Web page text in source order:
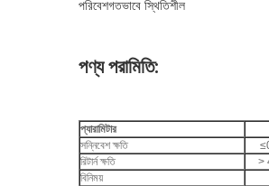
পরিবেশগতভাবে স্থিতিশীল
পণ্য পরামিতি:
প্যারামিটার
সন্নিবেশ ক্ষতি
রিটার্ন ক্ষতি
>
বিনিময়